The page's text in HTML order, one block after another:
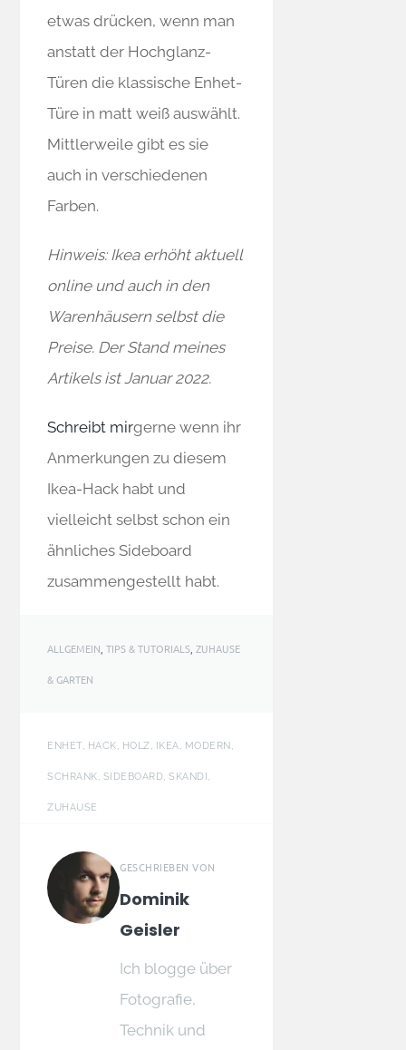
etwas drücken, wenn man
anstatt der Hochglanz-
Türen die klassische Enhet-
Türe in matt weiß auswählt.
Mittlerweile gibt es sie
auch in verschiedenen
Farben.
Hinweis: Ikea erhöht aktuell
online und auch in den
Warenhäusern selbst die
Preise. Der Stand meines
Artikels ist Januar 2022.
Schreibt mirgerne wenn ihr
Anmerkungen zu diesem
Ikea-Hack habt und
vielleicht selbst schon ein
ähnliches Sideboard
zusammengestellt habt.
ALLGEMEIN ,TIPS & TUTORIALS ,ZUHAUSE
& GARTEN
ENHET, HACK, HOLZ, IKEA, MODERN,
SCHRANK, SIDEBOARD, SKANDI,
ZUHAUSE
GESCHRIEBEN VON
Dominik
Geisler
Ich blogge über
Fotografie,
Technik und